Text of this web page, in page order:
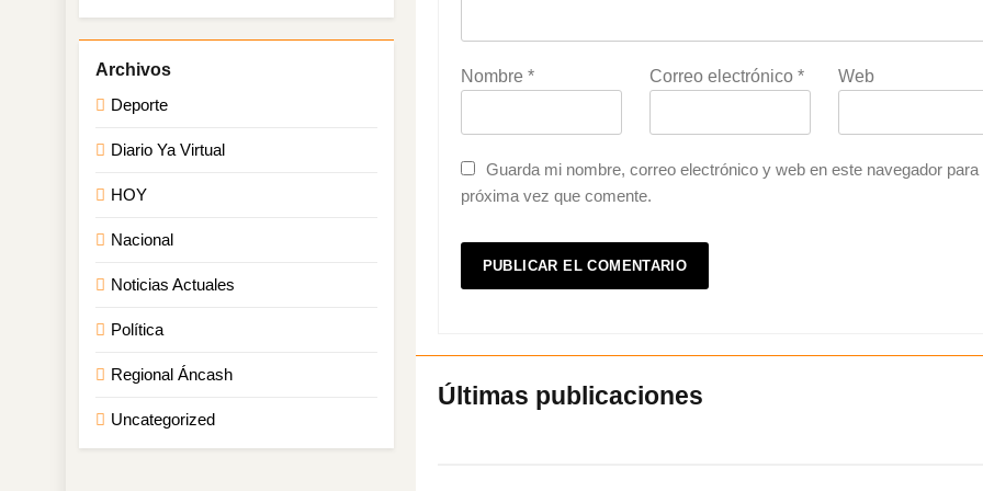
Deporte
Diario Ya Virtual
HOY
Nacional
Noticias Actuales
Política
Regional Áncash
Uncategorized
Nombre * Correo electrónico * Web
Guarda mi nombre, correo electrónico y web en este navegador para
próxima vez que comente.